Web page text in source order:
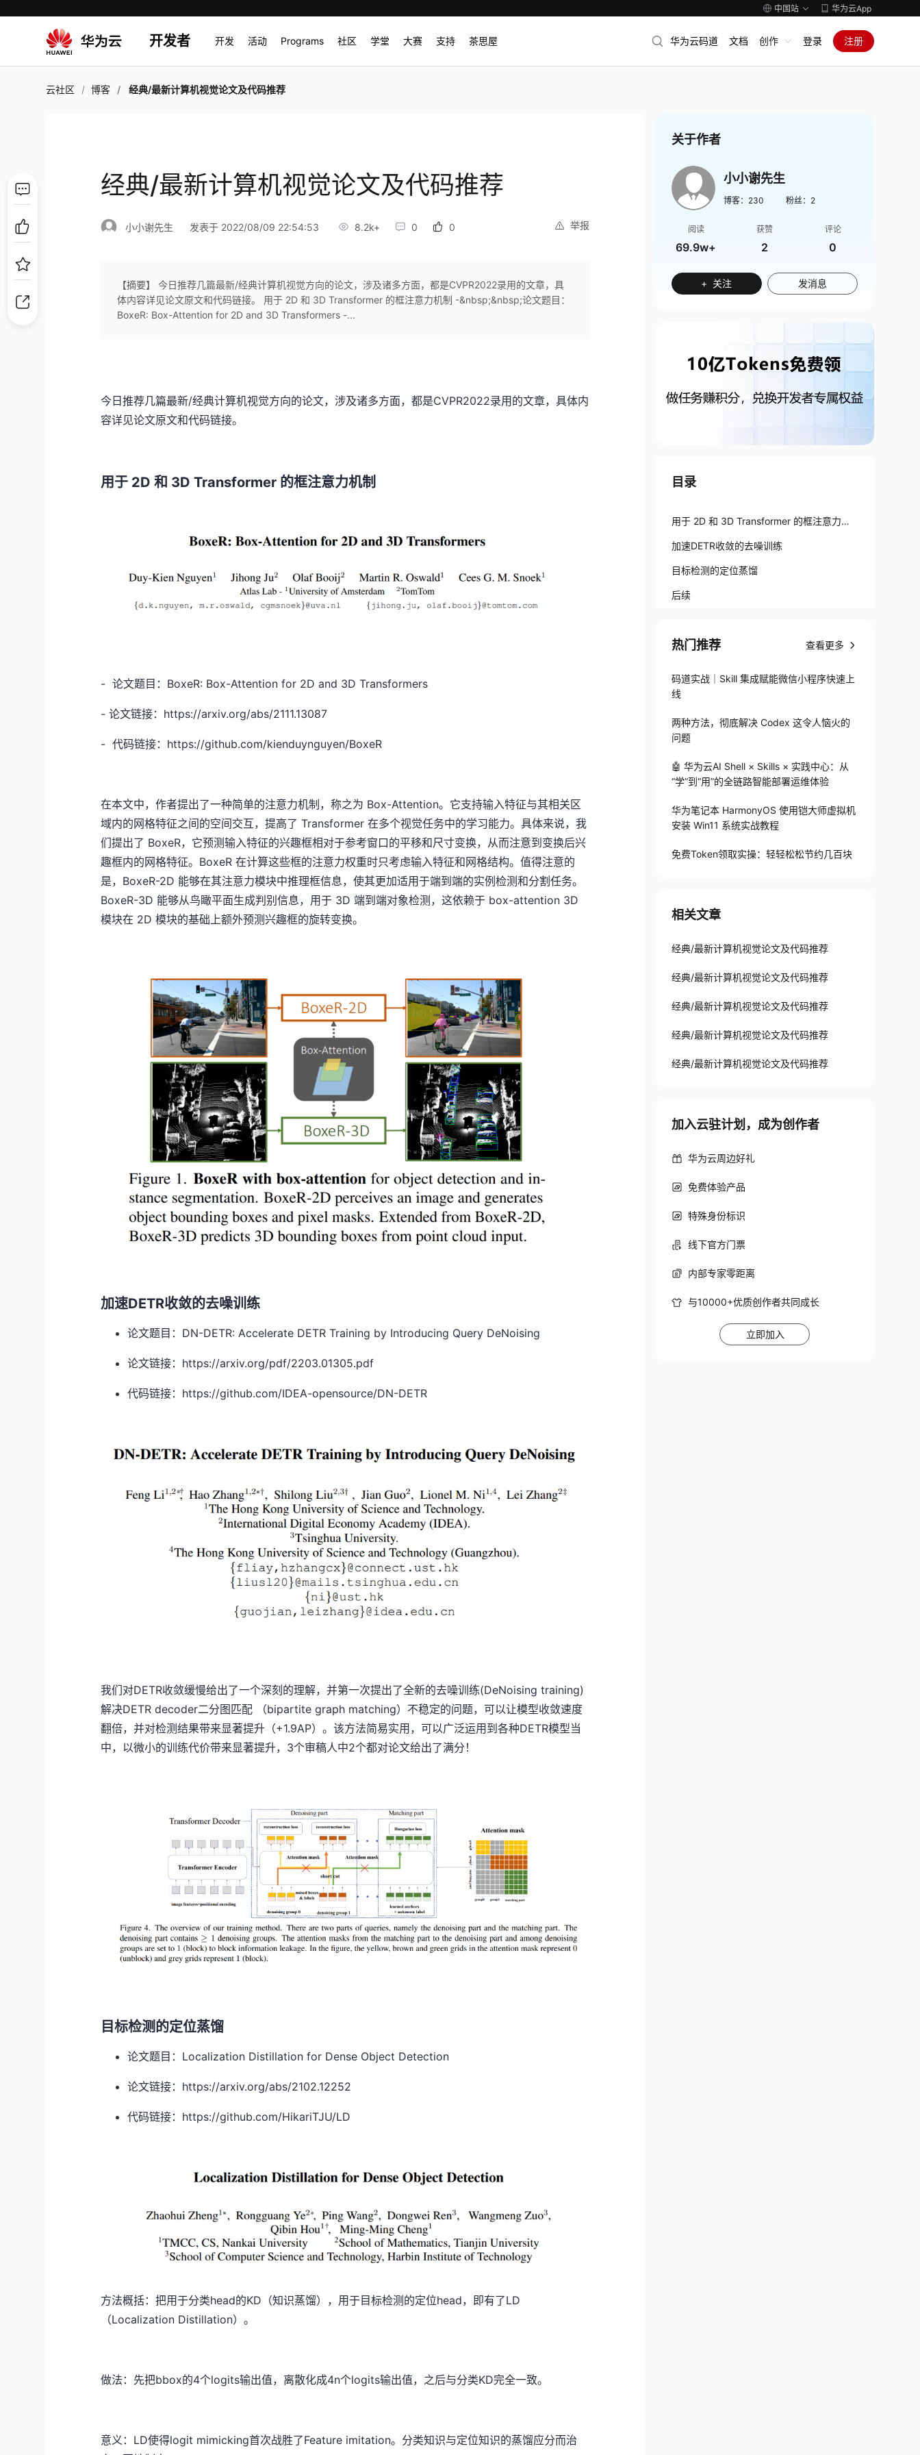
中国站 华为云App
开发者 开发 活动 Programs 社区 学堂 大赛 支持 茶思屋 华为云码道 文档 创作 登录 注册
云社区 博客 经典/最新计算机视觉论文及代码推荐
经典/最新计算机视觉论文及代码推荐
举报
小小谢先生 发表于 2022/08/09 22:54:53 8.2k+ 0 0
【摘要】 今日推荐几篇最新/经典计算机视觉方向的论文，涉及诸多方面，都是CVPR2022录用的文章，具
体内容详见论文原文和代码链接。 用于 2D 和 3D Transformer 的框注意力机制 -&nbsp;&nbsp;论文题目：
BoxeR: Box-Attention for 2D and 3D Transformers -...
今日推荐几篇最新/经典计算机视觉方向的论文，涉及诸多方面，都是CVPR2022录用的文章，具体内
容详见论文原文和代码链接。
用于 2D 和 3D Transformer 的框注意力机制
- 论文题目：BoxeR: Box-Attention for 2D and 3D Transformers
- 论文链接：https://arxiv.org/abs/2111.13087
- 代码链接：https://github.com/kienduynguyen/BoxeR
在本文中，作者提出了一种简单的注意力机制，称之为 Box-Attention。它支持输入特征与其相关区
域内的网格特征之间的空间交互，提高了 Transformer 在多个视觉任务中的学习能力。具体来说，我
们提出了 BoxeR，它预测输入特征的兴趣框相对于参考窗口的平移和尺寸变换，从而注意到变换后兴
趣框内的网格特征。BoxeR 在计算这些框的注意力权重时只考虑输入特征和网格结构。值得注意的
是，BoxeR-2D 能够在其注意力模块中推理框信息，使其更加适用于端到端的实例检测和分割任务。
BoxeR-3D 能够从鸟瞰平面生成判别信息，用于 3D 端到端对象检测，这依赖于 box-attention 3D
模块在 2D 模块的基础上额外预测兴趣框的旋转变换。
加速DETR收敛的去噪训练
论文题目：DN-DETR: Accelerate DETR Training by Introducing Query DeNoising
论文链接：https://arxiv.org/pdf/2203.01305.pdf
代码链接：https://github.com/IDEA-opensource/DN-DETR
我们对DETR收敛缓慢给出了一个深刻的理解，并第一次提出了全新的去噪训练(DeNoising training)
解决DETR decoder二分图匹配 （bipartite graph matching）不稳定的问题，可以让模型收敛速度
翻倍，并对检测结果带来显著提升（+1.9AP）。该方法简易实用，可以广泛运用到各种DETR模型当
中，以微小的训练代价带来显著提升，3个审稿人中2个都对论文给出了满分！
目标检测的定位蒸馏
论文题目：Localization Distillation for Dense Object Detection
论文链接：https://arxiv.org/abs/2102.12252
代码链接：https://github.com/HikariTJU/LD
方法概括：把用于分类head的KD（知识蒸馏），用于目标检测的定位head，即有了LD
（Localization Distillation）。
做法：先把bbox的4个logits输出值，离散化成4n个logits输出值，之后与分类KD完全一致。
意义：LD使得logit mimicking首次战胜了Feature imitation。分类知识与定位知识的蒸馏应分而治
关于作者
小小谢先生
博客： 230 粉丝： 2
阅读
69.9w+
获赞
2
评论
0
+ 关注 发消息
目录
用于 2D 和 3D Transformer 的框注意力机
制
加速DETR收敛的去噪训练
目标检测的定位蒸馏
后续
热门推荐 查看更多
码道实战｜Skill 集成赋能微信小程序快速上
线
两种方法，彻底解决 Codex 这令人恼火的
问题
🤖 华为云AI Shell × Skills × 实践中心：从
“学”到“用”的全链路智能部署运维体验
华为笔记本 HarmonyOS 使用铠大师虚拟机
安装 Win11 系统实战教程
免费Token领取实操：轻轻松松节约几百块
相关文章
经典/最新计算机视觉论文及代码推荐
经典/最新计算机视觉论文及代码推荐
经典/最新计算机视觉论文及代码推荐
经典/最新计算机视觉论文及代码推荐
经典/最新计算机视觉论文及代码推荐
加入云驻计划，成为创作者
华为云周边好礼
免费体验产品
特殊身份标识
线下官方门票
内部专家零距离
与10000+优质创作者共同成长
立即加入